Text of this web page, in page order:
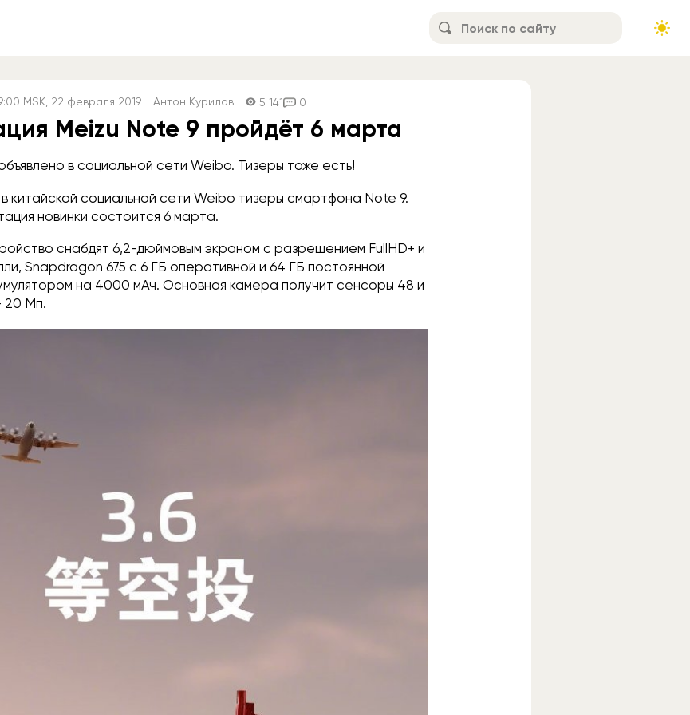
MSK , 22 февраля 2019 Антон Курилов 5 141 0
Meizu Note 9 пройдёт 6 марта
в социальной сети Weibo. Тизеры тоже есть!
китайской социальной сети Weibo тизеры смартфона Note 9.
новинки состоится 6 марта.
снабдят 6,2-дюймовым экраном с разрешением FullHD+ и
Snapdragon 675 с 6 ГБ оперативной и 64 ГБ постоянной
на 4000 мАч. Основная камера получит сенсоры 48 и
20 Мп.